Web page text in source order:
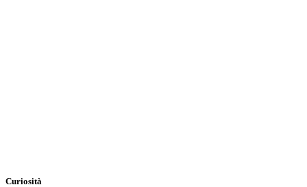
Curiosità